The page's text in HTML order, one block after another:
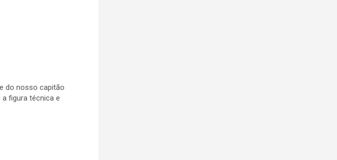
do nosso capitão
figura técnica e